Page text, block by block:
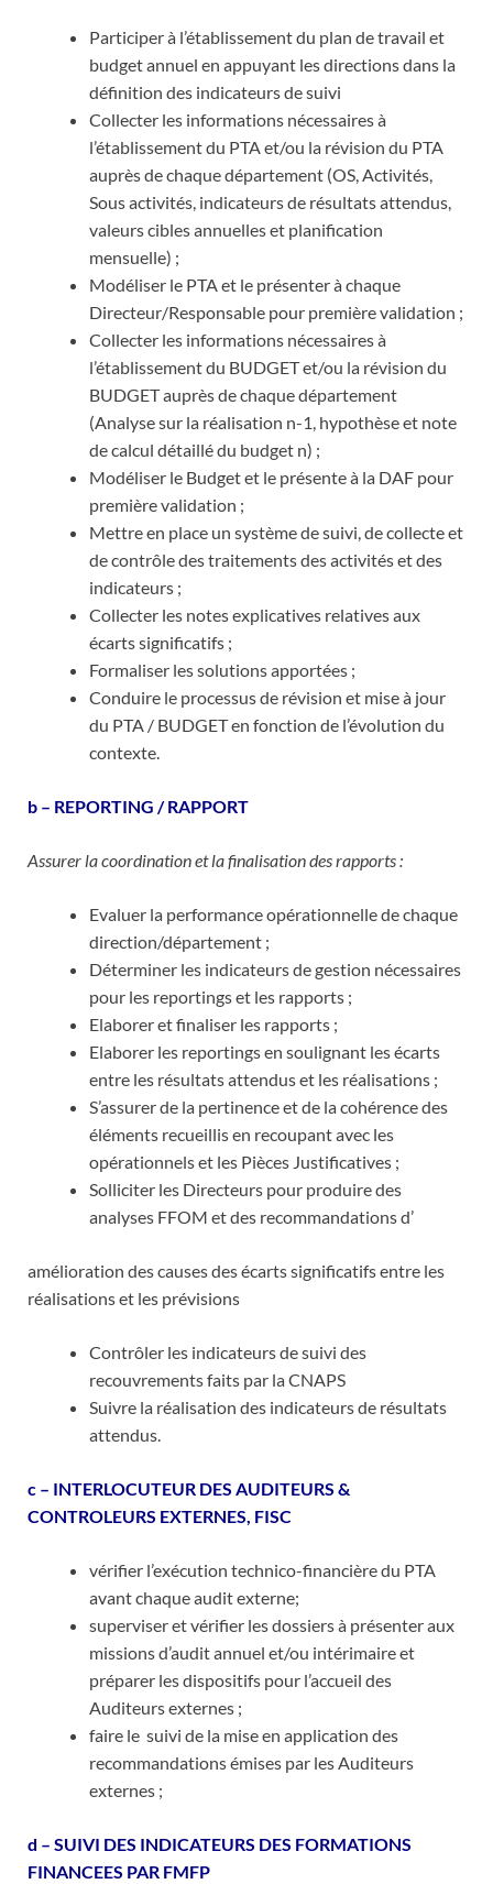
Participer à l’établissement du plan de travail et
budget annuel en appuyant les directions dans la
définition des indicateurs de suivi
Collecter les informations nécessaires à
l’établissement du PTA et/ou la révision du PTA
auprès de chaque département (OS, Activités,
Sous activités, indicateurs de résultats attendus,
valeurs cibles annuelles et planification
mensuelle) ;
Modéliser le PTA et le présenter à chaque
Directeur/Responsable pour première validation ;
Collecter les informations nécessaires à
l’établissement du BUDGET et/ou la révision du
BUDGET auprès de chaque département
(Analyse sur la réalisation n-1, hypothèse et note
de calcul détaillé du budget n) ;
Modéliser le Budget et le présente à la DAF pour
première validation ;
Mettre en place un système de suivi, de collecte et
de contrôle des traitements des activités et des
indicateurs ;
Collecter les notes explicatives relatives aux
écarts significatifs ;
Formaliser les solutions apportées ;
Conduire le processus de révision et mise à jour
du PTA / BUDGET en fonction de l’évolution du
contexte.
b – REPORTING / RAPPORT
Assurer la coordination et la finalisation des rapports :
Evaluer la performance opérationnelle de chaque
direction/département ;
Déterminer les indicateurs de gestion nécessaires
pour les reportings et les rapports ;
Elaborer et finaliser les rapports ;
Elaborer les reportings en soulignant les écarts
entre les résultats attendus et les réalisations ;
S’assurer de la pertinence et de la cohérence des
éléments recueillis en recoupant avec les
opérationnels et les Pièces Justificatives ;
Solliciter les Directeurs pour produire des
analyses FFOM et des recommandations d’
amélioration des causes des écarts significatifs entre les
réalisations et les prévisions
Contrôler les indicateurs de suivi des
recouvrements faits par la CNAPS
Suivre la réalisation des indicateurs de résultats
attendus.
c – INTERLOCUTEUR DES AUDITEURS &
CONTROLEURS EXTERNES, FISC
vérifier l’exécution technico-financière du PTA
avant chaque audit externe;
superviser et vérifier les dossiers à présenter aux
missions d’audit annuel et/ou intérimaire et
préparer les dispositifs pour l’accueil des
Auditeurs externes ;
faire le suivi de la mise en application des
recommandations émises par les Auditeurs
externes ;
d – SUIVI DES INDICATEURS DES FORMATIONS
FINANCEES PAR FMFP